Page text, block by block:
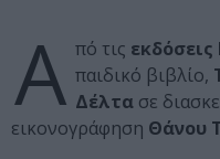
Α πό τις
παιδικό βιβλίο,
Δέλτα σε
εικονογράφηση Θάνου